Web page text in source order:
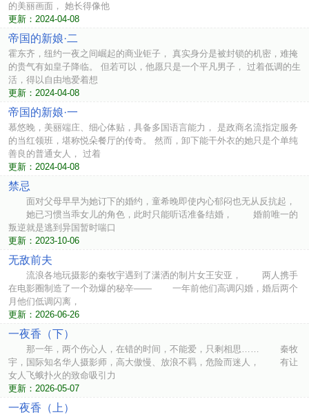
的美丽画面， 她长得像他
更新：2024-04-08
帝国的新娘·二
霍东齐，纽约一夜之间崛起的商业钜子， 真实身分是被封锁的机密，难掩
的贵气有如皇子降临。 但若可以，他愿只是一个平凡男子， 过着低调的生
活，得以自由地爱着想
更新：2024-04-08
帝国的新娘·一
慕悠晚，美丽端庄、细心体贴，具备多国语言能力， 是政商名流指定服务
的当红领班，堪称悦朵餐厅的传奇。 然而，卸下能干外衣的她只是个单纯
善良的普通女人， 过着
更新：2024-04-08
禁忌
面对父母早早为她订下的婚约，童希晚即使内心郁闷也无从反抗起，
她已习惯当乖女儿的角色，此时只能听话准备结婚， 婚前唯一的
叛逆就是逃到异国暂时喘口
更新：2023-10-06
无敌前夫
流浪各地玩摄影的秦牧宇遇到了潇洒的制片女王安亚， 两人携手
在电影圈制造了一个劲爆的秘辛—— 一年前他们高调闪婚，婚后两个
月他们低调闪离，
更新：2026-06-26
一夜香（下）
那一年，两个伤心人，在错的时间，不能爱，只剩相思…… 秦牧
宇，国际知名华人摄影师，高大傲慢、放浪不羁，危险而迷人， 有让
女人飞蛾扑火的致命吸引力
更新：2026-05-07
一夜香（上）